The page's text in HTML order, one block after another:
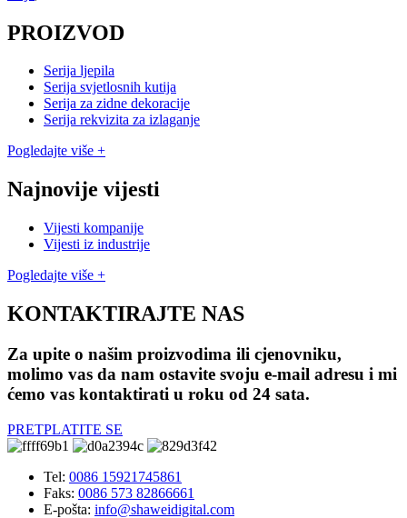
PROIZVOD
Serija ljepila
Serija svjetlosnih kutija
Serija za zidne dekoracije
Serija rekvizita za izlaganje
Pogledajte više +
Najnovije vijesti
Vijesti kompanije
Vijesti iz industrije
Pogledajte više +
KONTAKTIRAJTE NAS
Za upite o našim proizvodima ili cjenovniku,
molimo vas da nam ostavite svoju e-mail adresu i mi
ćemo vas kontaktirati u roku od 24 sata.
PRETPLATITE SE
Tel: 0086 15921745861
Faks: 0086 573 82866661
E-pošta: info@shaweidigital.com